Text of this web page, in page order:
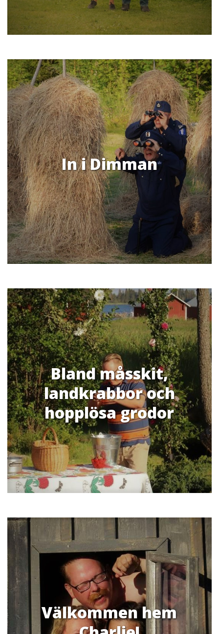
In i Dimman
Bland måsskit,
landkrabbor och
hopplösa grodor
Välkommen hem